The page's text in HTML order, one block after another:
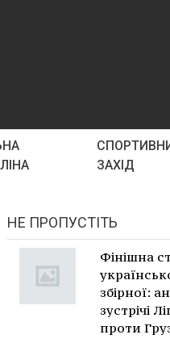
ЗАХІД
НЕ ПРОПУСТІТЬ
Фінішна
збірної:
зустрічі
проти